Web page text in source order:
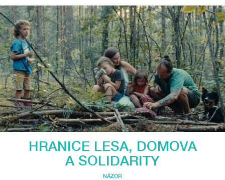
HRANICE LESA, DOMOVA
A SOLIDARITY
NÁZOR